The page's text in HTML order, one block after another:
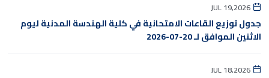
JUL 19,2026
جدول توزيع القاعات الامتحانية في كلية الهندسة المدنية ليوم
الاثنين الموافق لـ 20-07-2026
JUL 18,2026